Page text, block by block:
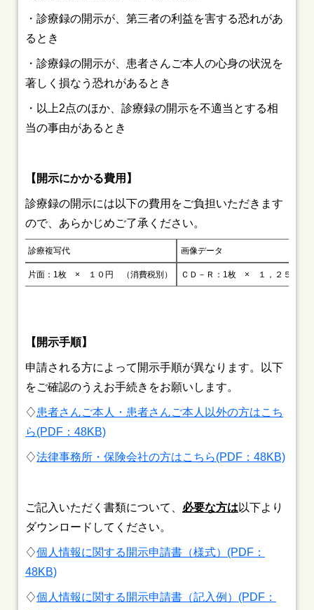
・診療録の開示が、第三者の利益を害する恐れがあ
るとき
・診療録の開示が、患者さんご本人の心身の状況を
著しく損なう恐れがあるとき
・以上2点のほか、診療録の開示を不適当とする相
当の事由があるとき
【開示にかかる費用】
診療録の開示には以下の費用をご負担いただきます
ので、あらかじめご了承ください。
診療複写代
片面：1枚 × １０円 （消費税別）
画像データ
ＣＤ－Ｒ：1枚 × １，２５７円
【開示手順】
申請される方によって開示手順が異なります。以下
をご確認のうえお手続きをお願いします。
♢患者さんご本人・患者さんご本人以外の方はこち
ら(PDF：48KB)
♢法律事務所・保険会社の方はこちら(PDF：48KB)
ご記入いただく書類について、 必要な方は 以下より
ダウンロードしてください。
♢個人情報に関する開示申請書（様式）(PDF：
48KB)
♢個人情報に関する開示申請書（記入例）(PDF：